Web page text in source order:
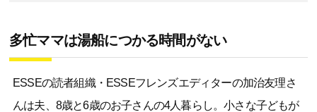
多忙ママは湯船につかる時間がない
ESSEの読者組織・ESSEフレンズエディターの加治友理さ
んは夫、8歳と6歳のお子さんの4人暮らし。小さな子どもが